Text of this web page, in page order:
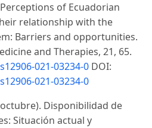
of Ecuadorian
relationship with the
Barriers and opportunities.
and Therapies, 21, 65.
021-03234-0 DOI:
021-03234-0
Disponibilidad de
Situación actual y